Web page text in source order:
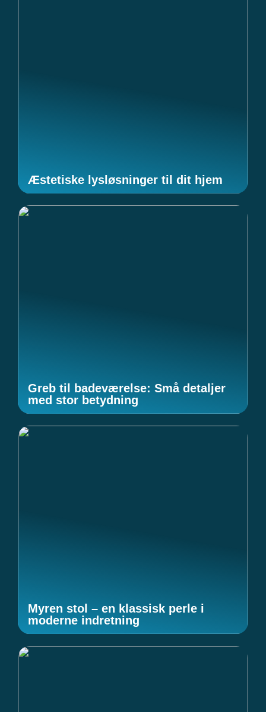
Æstetiske lysløsninger til dit hjem
Greb til badeværelse: Små detaljer
med stor betydning
Myren stol – en klassisk perle i
moderne indretning